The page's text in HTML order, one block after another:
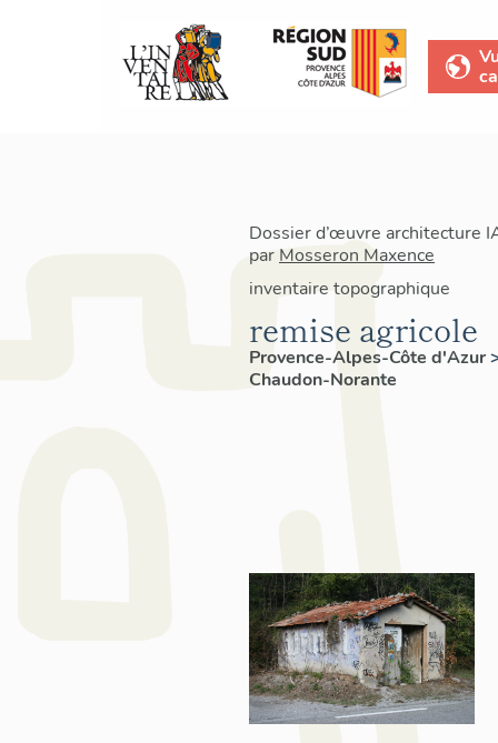
Dossier d’œuvre architecture
par Mosseron Maxence
inventaire topographique
remise agricole
Provence-Alpes-Côte d'Azur
Chaudon-Norante